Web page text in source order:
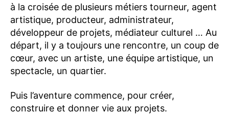
à la croisée de plusieurs métiers tourneur, agent
artistique, producteur, administrateur,
développeur de projets, médiateur culturel … Au
départ, il y a toujours une rencontre, un coup de
cœur, avec un artiste, une équipe artistique, un
spectacle, un quartier.
Puis l’aventure commence, pour créer,
construire et donner vie aux projets.